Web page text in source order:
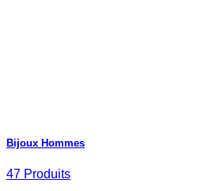
Bijoux Hommes
47 Produits